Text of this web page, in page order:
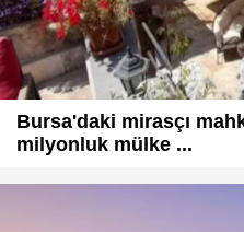
Bursa'daki mirasçı
milyonluk mülke ...